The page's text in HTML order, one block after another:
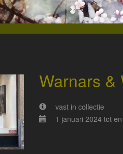
Warnars &
vast in collectie
1 januari 2024 tot